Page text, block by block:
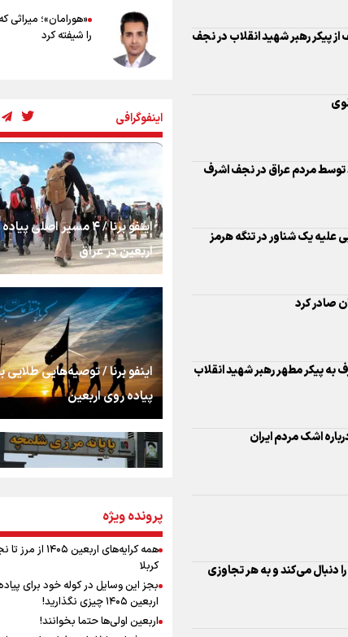
پیکر رهبر شهید انقلاب در نجف
توسط مردم عراق در نجف اشرف
علیه یک شناور در تنگه هرمز
صادر کرد
به پیکر مطهر رهبر شهید انقلاب
اشک مردم ایران
دنبال می‌کند و به هر تجاوزی
«هورامان»؛ میراثی
را شیفته کرد
رسانه ملی و حق
شنیدن صدای
روایت ایران از کنار
از طلوع خیابان‌ها تا
اشک
جمله‌ای که بغض
را شکست؛ «آهای مردم،
تهران رفتند»
سه حسرتی که به
نگاه تمدنی رهبر
فضای مجازی
اینفوگرافی
اینفو برنا / ۴ مسیر اصلی
اربعین در عراق
اینفو برنا / توصیه‌هایی طلایی
پیاده روی اربعین
اینفو برنا / جدول کامل فاصله
شلمچه تا شهرهای زیارتی عراق
پرونده ویژه
همه کرایه‌های اربعین ۱۴۰۵
کربلا
بجز این وسایل در کوله خود برای
اربعین ۱۴۰۵ چیزی نگذارید!
اربعین اولی‌ها حتما بخوانند!